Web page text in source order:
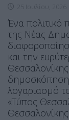
Ένα πολιτικό
της Νέας
και την
λογαριασμό
«Τύπος
Θεσσαλονίκης.